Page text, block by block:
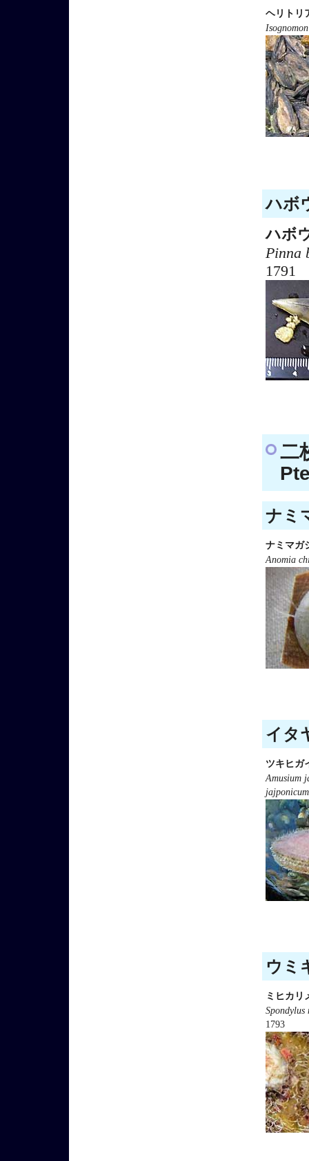
ヘリトリ
ハボ
ハボ
Pinna
1791
二
ナミ
ナミマガ
Anomia
イタ
ツキヒガ
Amusium
jajponicum
ウミ
ミヒカリ
Spondylus
1793